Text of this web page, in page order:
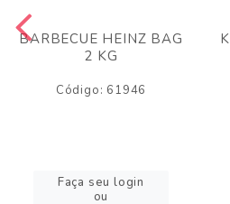
BARBECUE HEINZ BAG
2 KG
Código: 61946
Faça seu login
ou